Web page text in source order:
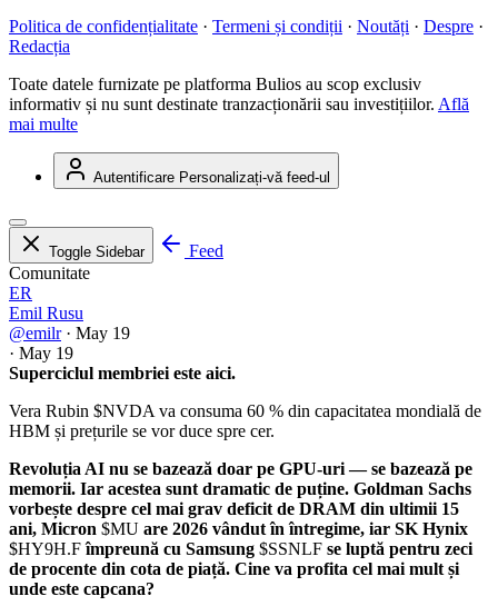
Politica de confidențialitate · Termeni și condiții · Noutăți · Despre ·
Redacția
Toate datele furnizate pe platforma Bulios au scop exclusiv
informativ și nu sunt destinate tranzacționării sau investițiilor. Află
mai multe
Autentificare Personalizați-vă feed-ul
Toggle Sidebar
Feed
Comunitate
ER
Emil Rusu
@emilr · May 19
· May 19
Superciclul membriei este aici.
Vera Rubin $NVDA va consuma 60 % din capacitatea mondială de
HBM și prețurile se vor duce spre cer.
Revoluția AI nu se bazează doar pe GPU-uri — se bazează pe
memorii. Iar acestea sunt dramatic de puține. Goldman Sachs
vorbește despre cel mai grav deficit de DRAM din ultimii 15
ani, Micron $MU are 2026 vândut în întregime, iar SK Hynix
$HY9H.Fîmpreună cu Samsung $SSNLF se luptă pentru zeci
de procente din cota de piață. Cine va profita cel mai mult și
unde este capcana?